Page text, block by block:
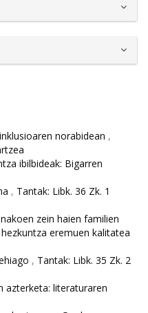
norabidean ,
ibilbideak: Bigarren
, Tantak: Libk. 36 Zk. 1
zein haien familien
eremuen kalitatea
, Tantak: Libk. 35 Zk. 2
azterketa: literaturaren